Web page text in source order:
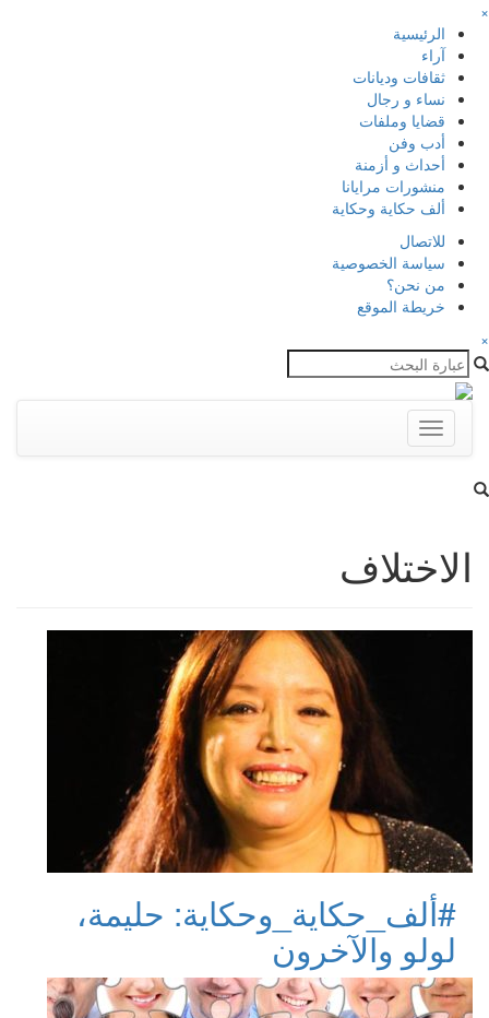
×
الرئيسية
آراء
ثقافات وديانات
نساء و رجال
قضايا وملفات
أدب وفن
أحداث و أزمنة
منشورات مرايانا
ألف حكاية وحكاية
للاتصال
سياسة الخصوصية
من نحن؟
خريطة الموقع
×
Toggle
navigation
الاختلاف
#ألف_حكاية_وحكاية: حليمة،
لولو والآخرون